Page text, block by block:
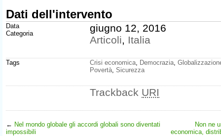
Dati dell'intervento
Data
Categoria
giugno 12, 2016
Articoli
Italia
Tags Crisi economica Democrazia
Povertà Sicurezza
Trackback URI
← Nel mondo globale gli accordi globali sono diventati
impossibili
Non ne
economica,